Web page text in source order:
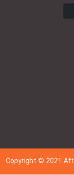
Copyright © 202 1